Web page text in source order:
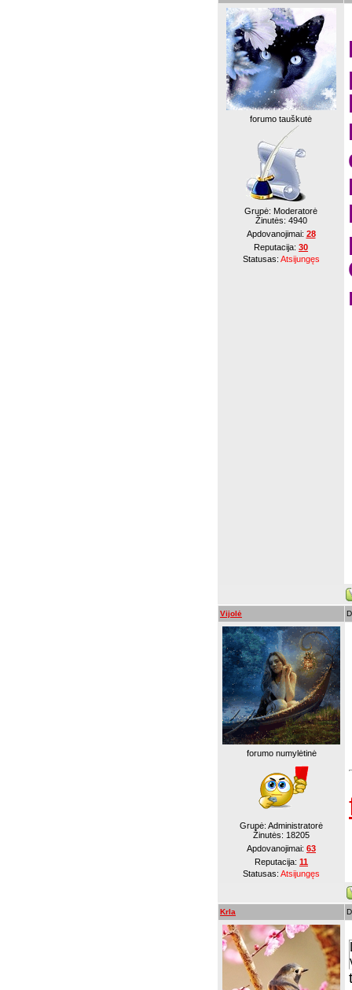
forumo tauškutė
Grupė: Moderatorė
Žinutės: 4940
Apdovanojimai: 28
Reputacija: 30
Statusas: Atsijungęs
Vijolė
forumo numylėtinė
Grupė: Administratorė
Žinutės: 18205
Apdovanojimai: 63
Reputacija: 11
Statusas: Atsijungęs
Krla